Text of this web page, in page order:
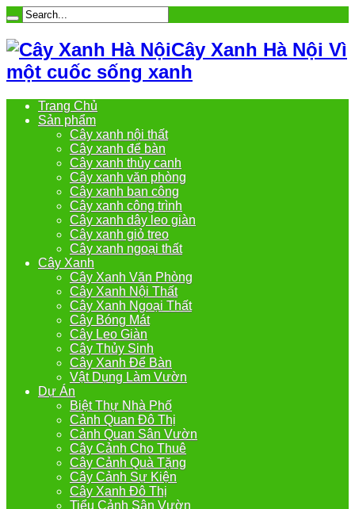
Cây Xanh Hà Nội Vì
một cuốc sống xanh
Trang Chủ
Sản phẩm
Cây xanh nội thất
Cây xanh để bàn
Cây xanh thủy canh
Cây xanh văn phòng
Cây xanh ban công
Cây xanh công trình
Cây xanh dây leo giàn
Cây xanh giỏ treo
Cây xanh ngoại thất
Cây Xanh
Cây Xanh Văn Phòng
Cây Xanh Nội Thất
Cây Xanh Ngoại Thất
Cây Bóng Mát
Cây Leo Giàn
Cây Thủy Sinh
Cây Xanh Để Bàn
Vật Dụng Làm Vườn
Dự Án
Biệt Thự Nhà Phố
Cảnh Quan Đô Thị
Cảnh Quan Sân Vườn
Cây Cảnh Cho Thuê
Cây Cảnh Quà Tặng
Cây Cảnh Sự Kiện
Cây Xanh Đô Thị
Tiểu Cảnh Sân Vườn